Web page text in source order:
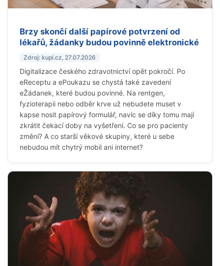
Brzy skončí další papírové potvrzení od
lékařů, žádanky budou povinně elektronické
Zdroj: kupi.cz, 27.07.2026
Digitalizace českého zdravotnictví opět pokročí. Po
eReceptu a ePoukazu se chystá také zavedení
eŽádanek, které budou povinné. Na rentgen,
fyzioterapii nebo odběr krve už nebudete muset v
kapse nosit papírový formulář, navíc se díky tomu mají
zkrátit čekací doby na vyšetření. Co se pro pacienty
změní? A co starší věkové skupiny, které u sebe
nebudou mít chytrý mobil ani internet?